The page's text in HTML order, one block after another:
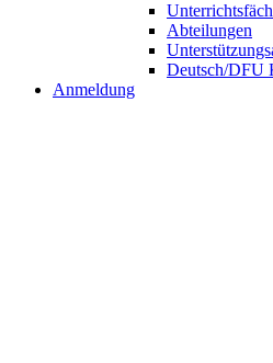
Abteilungen
Deutsch/DFU
Anmeldung